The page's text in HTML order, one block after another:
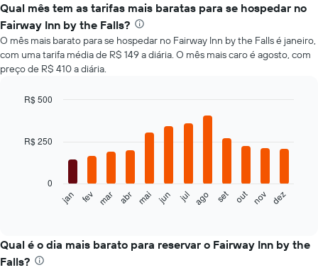
Qual mês tem as tarifas mais baratas para se hospedar no
Fairway Inn by the Falls?
O mês mais barato para se hospedar no Fairway Inn by the Falls é janeiro,
com uma tarifa média de R$ 149 a diária. O mês mais caro é agosto, com
preço de R$ 410 a diária.
with
12
exibe
o
jan fev mar abr mai jun jul ago set out nov dez
0
R$ 250
R$ 500
Qual é o dia mais barato para reservar o Fairway Inn by the
Falls?